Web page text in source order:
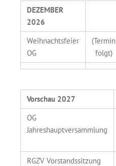
DEZEMBER
2026
Weihnachtsfeier
OG
(Termin
folgt)
Vorschau 2027
OG
Jahreshauptversammlung
RGZV Vorstandssitzung